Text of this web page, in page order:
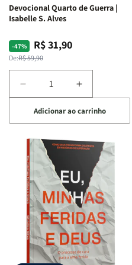
Devocional Quarto de Guerra |
Isabelle S. Alves
-47%
Preço
normal
De:R$ 59,90
Preço
promocional
R$ 31,90
Diminuir
a
quantidade
de
Devocional
Quarto
de
Guerra
Isabelle
S.
Alves
Aumentar
a
quantidade
de
Devocional
Quarto
Guerra
Isabelle
S.
Alves
Adicionar ao carrinho